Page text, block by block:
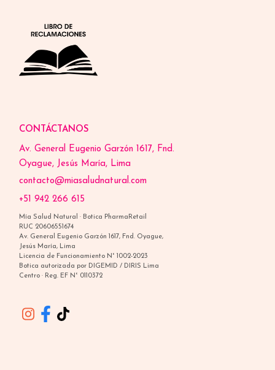
CONTÁCTANOS
Av. General Eugenio Garzón 1617, Fnd.
Oyague, Jesús María, Lima
contacto@miasaludnatural.com
+51 942 266 615
Mía Salud Natural · Botica PharmaRetail
RUC 20606551674
Av. General Eugenio Garzón 1617, Fnd. Oyague,
Jesús María, Lima
Licencia de Funcionamiento N° 1002-2023
Botica autorizada por DIGEMID / DIRIS Lima
Centro · Reg. EF N° 0110372